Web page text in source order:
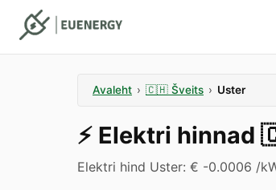
Avaleht › 🇨🇭 Šveits › Uster
⚡️ Elektri hinnad
Elektri hind Uster: € -0.0006 /